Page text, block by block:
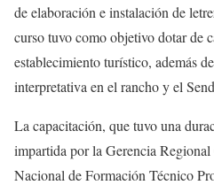
de elaboración e instalación de
curso tuvo como objetivo dotar de
establecimiento turístico, además
interpretativa en el rancho y el
La capacitación, que tuvo una
impartida por la Gerencia
Nacional de Formación Técnico